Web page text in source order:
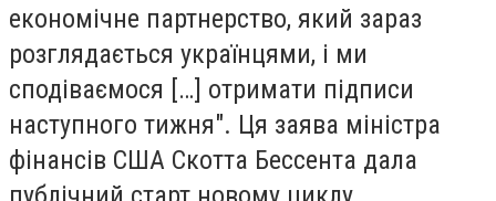
економічне партнерство, який зараз
розглядається українцями, і ми
сподіваємося […] отримати підписи
наступного тижня". Ця заява міністра
фінансів США Скотта Бессента дала